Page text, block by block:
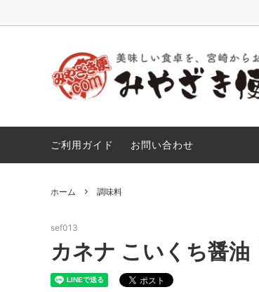
調味料
ご利用ガイド お問い合わせ
ホーム 調味料
sef013
カネナ こいくち醤油